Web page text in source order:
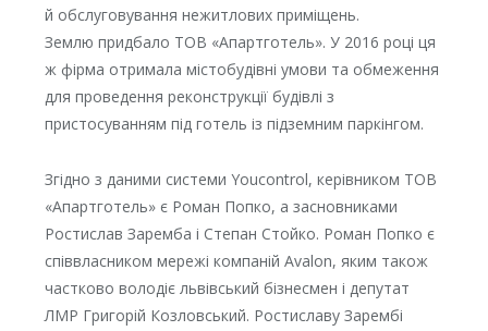
й обслуговування нежитлових приміщень.
Землю придбало ТОВ «Апартготель». У 2016 році ця
ж фірма отримала містобудівні умови та обмеження
для проведення реконструкції будівлі з
пристосуванням під готель із підземним паркінгом.
Згідно з даними системи Youcontrol, керівником ТОВ
«Апартготель» є Роман Попко, а засновниками
Ростислав Заремба і Степан Стойко. Роман Попко є
співвласником мережі компаній Avalon, яким також
частково володіє львівський бізнесмен і депутат
ЛМР Григорій Козловський. Ростиславу Зарембі